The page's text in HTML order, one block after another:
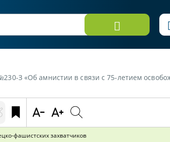
З «Об амнистии в связи с 75-летием
фашистских захватчиков